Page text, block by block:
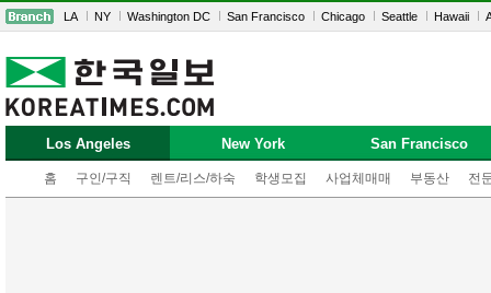
LA NY Washington DC San Francisco Chicago Seattle Hawaii
Los Angeles
홈 구인/구직 렌트/리스/하숙 학생모집 사업체매매 부동산 전
New York San Francisco